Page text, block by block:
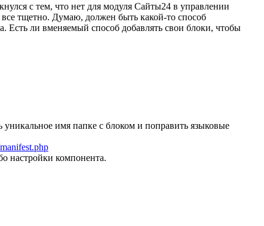
с тем, что нет для модуля Сайты24 в управлении
тщетно. Думаю, должен быть какой-то способ
Есть ли вменяемый способ добавлять свои блоки, чтобы
уникальное имя папке с блоком и поправить языковые
настройки компонента.